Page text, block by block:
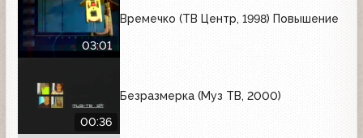
03:01
Времечко (ТВ Центр, 1998) Повышение
00:36
Безразмерка (Муз ТВ, 2000)